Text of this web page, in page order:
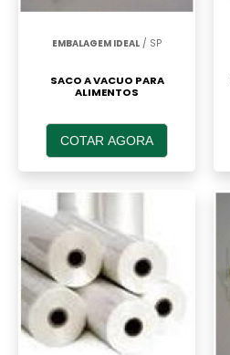
EMBALAGEM IDEAL / SP
SACO A VACUO PARA
ALIMENTOS
COTAR AGORA